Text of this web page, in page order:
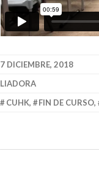
7 DICIEMBRE, 2018
LIADORA
CUHK, FIN DE CURSO,